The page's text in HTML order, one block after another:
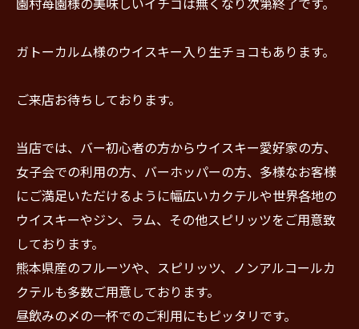
ガトーカルム様のウイスキー入り生チョコもあります。
ご来店お待ちしております。
当店では、バー初心者の方からウイスキー愛好家の方、
女子会での利用の方、バーホッパーの方、多様なお客様
にご満足いただけるように幅広いカクテルや世界各地の
ウイスキーやジン、ラム、その他スピリッツをご用意致
しております。
熊本県産のフルーツや、スピリッツ、ノンアルコールカ
クテルも多数ご用意しております。
昼飲みの〆の一杯でのご利用にもピッタリです。